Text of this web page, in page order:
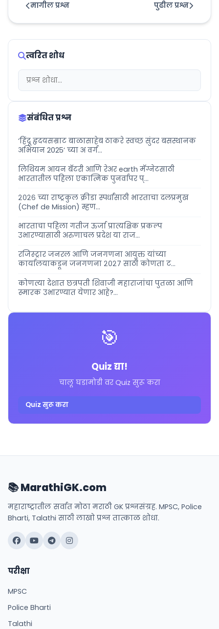
मागील प्रश्न पुढील प्रश्न
त्वरित शोध
संबंधित प्रश्न
‘हिंदू हृदयसम्राट बाळासाहेब ठाकरे स्वच्छ सुंदर बसस्थानक
अभियान 2025’ च्या अ वर्ग...
लिथियम आयन बॅटरी आणि रेअर earth मॅग्नेटसाठी
भारतातील पहिला एकात्मिक पुनर्वापर प्...
२०२६ च्या राष्ट्रकुल क्रीडा स्पर्धांसाठी भारताचा दलप्रमुख
(Chef de Mission) म्हण...
भारताचा पहिला गतीज ऊर्जा प्रात्यक्षिक प्रकल्प
उभारण्यासाठी अरुणाचल प्रदेश या राज...
रजिस्ट्रार जनरल आणि जनगणना आयुक्त यांच्या
कार्यालयाकडून जनगणना २०२७ साठी कोणता ट...
कोणत्या देशात छत्रपती शिवाजी महाराजांचा पुतळा आणि
स्मारक उभारण्यात येणार आहे?...
🎯
Quiz द्या!
चालू घडामोडी वर Quiz सुरू करा
Quiz सुरू करा
📚 MarathiGK.com
महाराष्ट्रातील सर्वात मोठा मराठी GK प्रश्नसंग्रह. MPSC, Police
Bharti, Talathi साठी लाखो प्रश्न तात्काळ शोधा.
परीक्षा
MPSC
Police Bharti
Talathi